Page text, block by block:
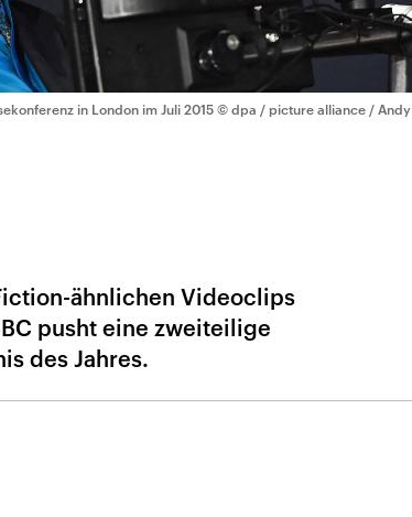
in London im Juli 2015 © dpa / picture alliance / Andy
ähnlichen Videoclips
pusht eine zweiteilige
des Jahres.